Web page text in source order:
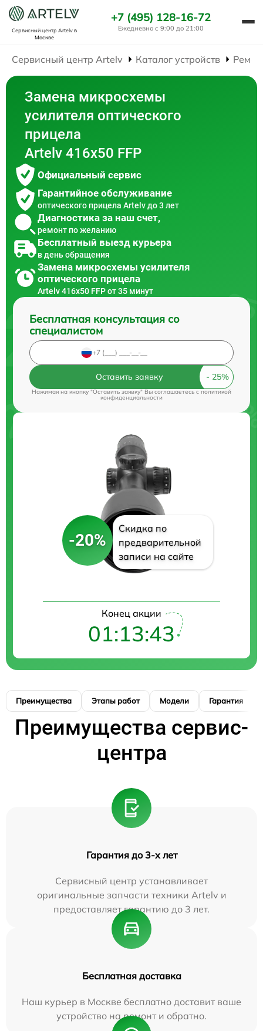
Сервисный центр Artelvв
Москве
+7 (495) 128-16-72
Ежедневно с 9:00 до 21:00
Сервисный центр Artelv Каталог устройств
Замена микросхемы
усилителя оптического
прицела
Artelv 416x50 FFP
Официальный сервис
Гарантийное обслуживание
оптического прицела Artelv до 3 лет
Диагностика за наш счет,
ремонт по желанию
Бесплатный выезд курьера
в день обращения
Замена микросхемы усилителя
оптического прицела
Artelv 416x50 FFP от 35 минут
Бесплатная консультация со
специалистом
Оставить заявку
Нажимая на кнопку "Оставить заявку" Вы соглашаетесь cполитикой
конфиденциальности
-20%
Скидка по
предварительной
записи на сайте
Конец акции
01:13:42
Преимущества Этапы работ Модели Гарантия
Преимущества сервис-
центра
Гарантия до 3-х лет
Сервисный центр устанавливает
оригинальные запчасти техники Artelv и
предоставляет гарантию до 3 лет.
Бесплатная доставка
Наш курьер в Москве бесплатно доставит ваше
устройство на ремонт и обратно.